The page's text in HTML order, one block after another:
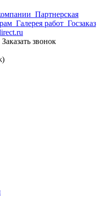
Партнерская
Галерея работ Госзаказ
Заказать звонок